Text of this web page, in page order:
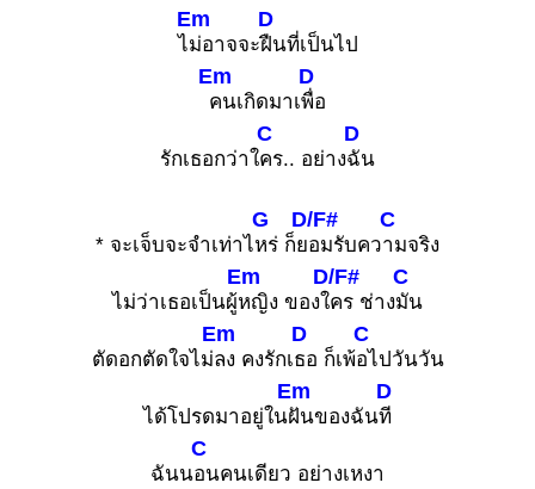
ไ
Em
ม่อาจจะ
D
ฝืนที่เป็นไป
Em
คนเกิดมาเ
D
พื่อ
รักเธอกว่าใ
C
คร.. อย่าง
D
ฉัน
* จะเจ็บจะจำเท่าไ
G
หร่ ก็ย
D/F#
อมรับคว
C
ามจริง
ไม่ว่าเธอเป็นผู้
Em
หญิง ของใ
D/F#
คร ช่าง
C
มัน
ตัดอกตัดใจไม่
Em
ลง คงรักเ
D
ธอ ก็เพ้
C
อไปวันวัน
ได้โปรดมาอยู่ใน
Em
ฝันของฉัน
D
ที
ฉันน
C
อนคนเดียว อย่างเหงา